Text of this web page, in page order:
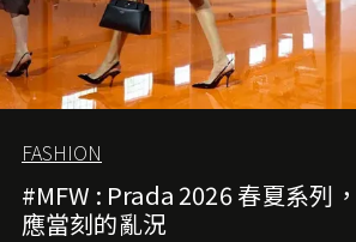
FASHION
#MFW : Prada 2026 春夏系列
應當刻的亂況